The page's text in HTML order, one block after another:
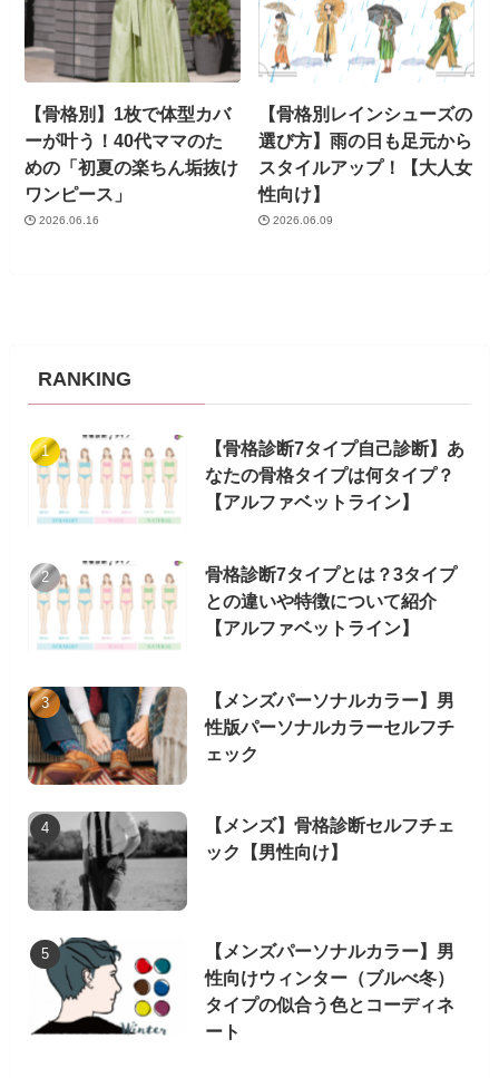
【骨格別】1枚で体型カバ
ーが叶う！40代ママのた
めの「初夏の楽ちん垢抜け
ワンピース」
2026.06.16
【骨格別レインシューズの
選び方】雨の日も足元から
スタイルアップ！【大人女
性向け】
2026.06.09
RANKING
【骨格診断7タイプ自己診断】あ
なたの骨格タイプは何タイプ？
【アルファベットライン】
骨格診断7タイプとは？3タイプ
との違いや特徴について紹介
【アルファベットライン】
【メンズパーソナルカラー】男
性版パーソナルカラーセルフチ
ェック
【メンズ】骨格診断セルフチェ
ック【男性向け】
【メンズパーソナルカラー】男
性向けウィンター（ブルべ冬）
タイプの似合う色とコーディネ
ート